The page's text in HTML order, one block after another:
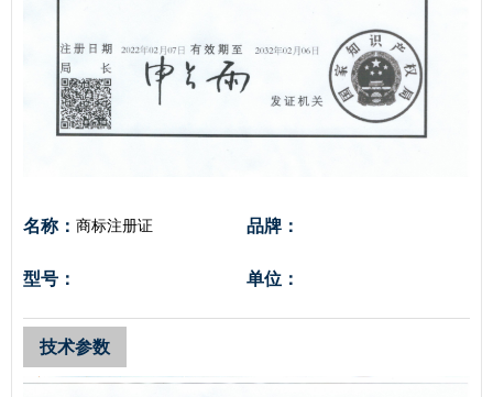
名称： 商标注册证 品牌：
型号： 单位：
技术参数